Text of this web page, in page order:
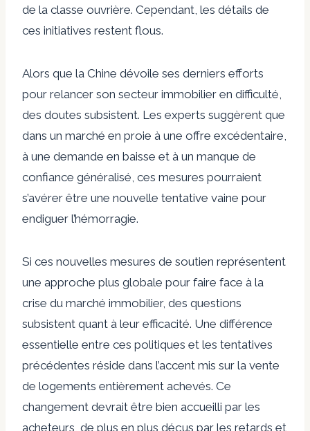
de la classe ouvrière. Cependant, les détails de
ces initiatives restent flous.
Alors que la Chine dévoile ses derniers efforts
pour relancer son secteur immobilier en difficulté,
des doutes subsistent. Les experts suggèrent que
dans un marché en proie à une offre excédentaire,
à une demande en baisse et à un manque de
confiance généralisé, ces mesures pourraient
s’avérer être une nouvelle tentative vaine pour
endiguer l’hémorragie.
Si ces nouvelles mesures de soutien représentent
une approche plus globale pour faire face à la
crise du marché immobilier, des questions
subsistent quant à leur efficacité. Une différence
essentielle entre ces politiques et les tentatives
précédentes réside dans l’accent mis sur la vente
de logements entièrement achevés. Ce
changement devrait être bien accueilli par les
acheteurs, de plus en plus déçus par les retards et